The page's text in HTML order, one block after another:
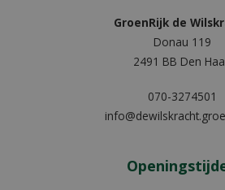
GroenRijk de
Donau 119
2491 BB Den
070-3274501